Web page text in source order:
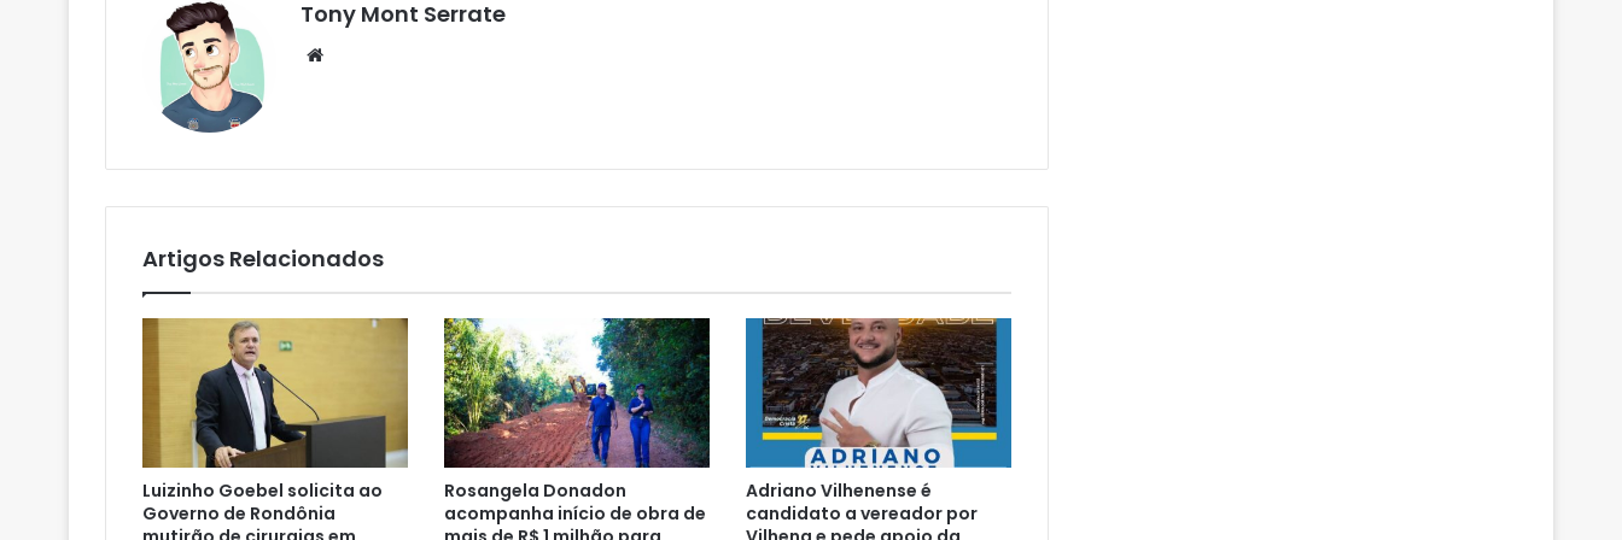
Tony Mont Serrate
Artigos Relacionados
Luizinho Goebel solicita ao
Governo de Rondônia
Rosangela Donadon
acompanha início de obra de
Adriano Vilhenense é
candidato a vereador por